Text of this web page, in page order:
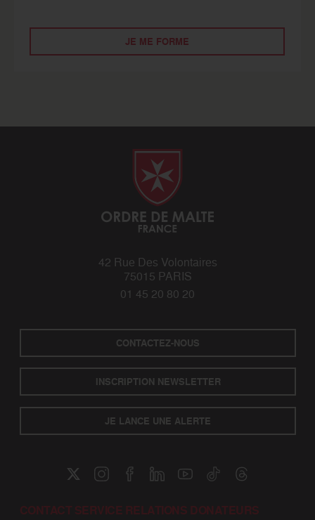
JE ME FORME
42 Rue Des Volontaires
75015 PARIS
01 45 20 80 20
CONTACTEZ-NOUS
INSCRIPTION NEWSLETTER
JE LANCE UNE ALERTE
CONTACT SERVICE RELATIONS DONATEURS